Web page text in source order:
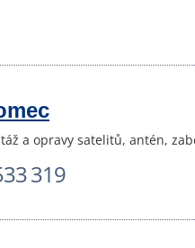
a opravy satelitů, antén,
319